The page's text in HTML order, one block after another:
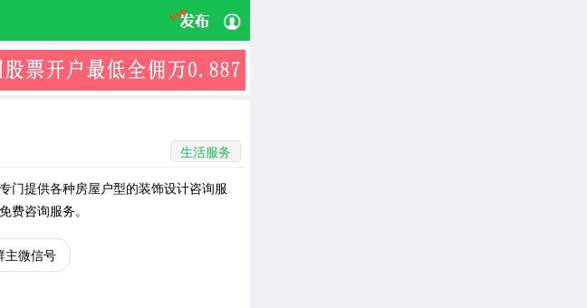
生活服务
门提供各种房屋户型的装饰设计咨询服
费咨询服务。
主微信号